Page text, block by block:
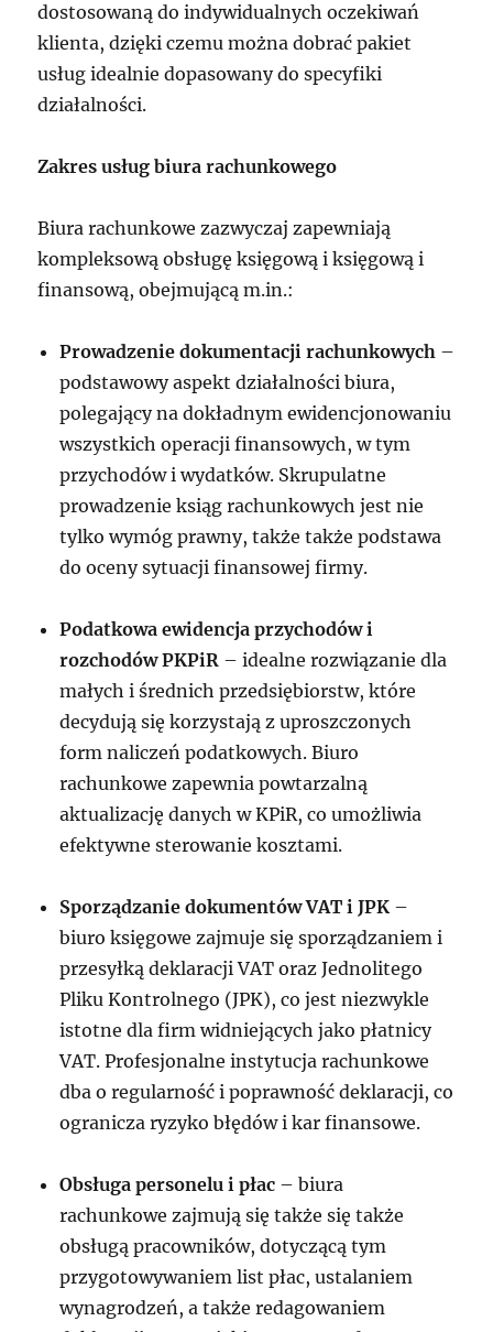
dostosowaną do indywidualnych oczekiwań
klienta, dzięki czemu można dobrać pakiet
usług idealnie dopasowany do specyfiki
działalności.
Zakres usług biura rachunkowego
Biura rachunkowe zazwyczaj zapewniają
kompleksową obsługę księgową i księgową i
finansową, obejmującą m.in.:
Prowadzenie dokumentacji rachunkowych –
podstawowy aspekt działalności biura,
polegający na dokładnym ewidencjonowaniu
wszystkich operacji finansowych, w tym
przychodów i wydatków. Skrupulatne
prowadzenie ksiąg rachunkowych jest nie
tylko wymóg prawny, także także podstawa
do oceny sytuacji finansowej firmy.
Podatkowa ewidencja przychodów i
rozchodów PKPiR – idealne rozwiązanie dla
małych i średnich przedsiębiorstw, które
decydują się korzystają z uproszczonych
form naliczeń podatkowych. Biuro
rachunkowe zapewnia powtarzalną
aktualizację danych w KPiR, co umożliwia
efektywne sterowanie kosztami.
Sporządzanie dokumentów VAT i JPK –
biuro księgowe zajmuje się sporządzaniem i
przesyłką deklaracji VAT oraz Jednolitego
Pliku Kontrolnego (JPK), co jest niezwykle
istotne dla firm widniejących jako płatnicy
VAT. Profesjonalne instytucja rachunkowe
dba o regularność i poprawność deklaracji, co
ogranicza ryzyko błędów i kar finansowe.
Obsługa personelu i płac – biura
rachunkowe zajmują się także się także
obsługą pracowników, dotyczącą tym
przygotowywaniem list płac, ustalaniem
wynagrodzeń, a także redagowaniem